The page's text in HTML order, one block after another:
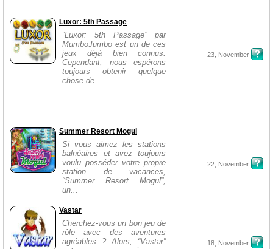
Luxor: 5th Passage
“Luxor: 5th Passage” par
MumboJumbo est un de ces
jeux déjà bien connus.
Cependant, nous espérons
toujours obtenir quelque
chose de...
23, November
Summer Resort Mogul
Si vous aimez les stations
balnéaires et avez toujours
voulu posséder votre propre
station de vacances,
“Summer Resort Mogul”,
un...
22, November
Vastar
Cherchez-vous un bon jeu de
rôle avec des aventures
agréables ? Alors, “Vastar”
18, November